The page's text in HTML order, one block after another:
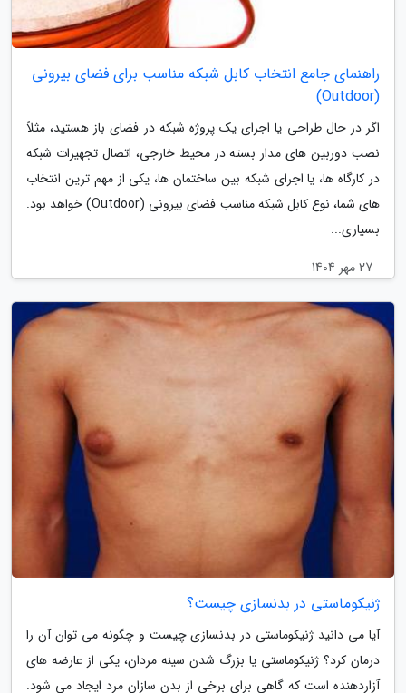
راهنمای جامع انتخاب کابل شبکه مناسب برای فضای بیرونی
(Outdoor)
اگر در حال طراحی یا اجرای یک پروژه شبکه در فضای باز هستید، مثلاً
نصب دوربین های مدار بسته در محیط خارجی، اتصال تجهیزات شبکه
در کارگاه ها، یا اجرای شبکه بین ساختمان ها، یکی از مهم ترین انتخاب
های شما، نوع کابل شبکه مناسب فضای بیرونی (Outdoor) خواهد بود.
بسیاری...
27 مهر 1404
ژنیکوماستی در بدنسازی چیست؟
آیا می دانید ژنیکوماستی در بدنسازی چیست و چگونه می توان آن را
درمان کرد؟ ژنیکوماستی یا بزرگ شدن سینه مردان، یکی از عارضه های
آزاردهنده است که گاهی برای برخی از بدن سازان مرد ایجاد می شود.